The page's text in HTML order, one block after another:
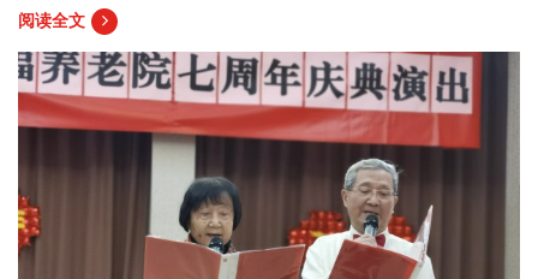
阅读全文